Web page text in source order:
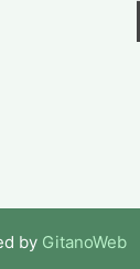
by GitanoWeb